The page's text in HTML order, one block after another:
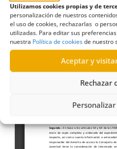
Utilizamos cookies propias y de
personalización de nuestros
el uso de cookies, rechazarlas o
utilizadas. Para editar sus
nuestra Política de cookiesde nuestro
Aceptar y
Rechazar